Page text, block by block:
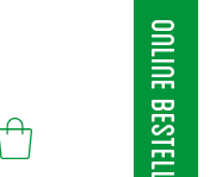
ONLINE BESTELLEN